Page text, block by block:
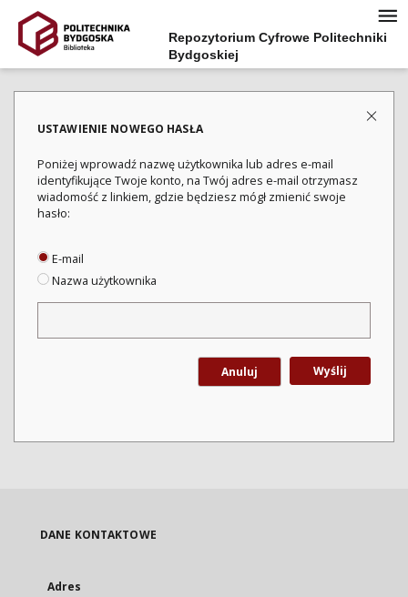
Repozytorium Cyfrowe Politechniki
Bydgoskiej
USTAWIENIE NOWEGO HASŁA
Poniżej wprowadź nazwę użytkownika lub adres e-mail
identyfikujące Twoje konto, na Twój adres e-mail otrzymasz
wiadomość z linkiem, gdzie będziesz mógł zmienić swoje
hasło:
E-mail
Nazwa użytkownika
Anuluj Wyślij
DANE KONTAKTOWE
Adres